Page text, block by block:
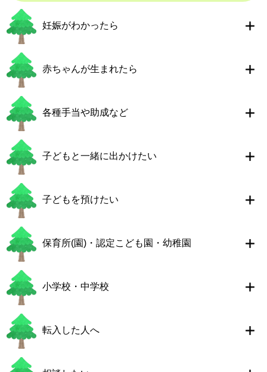
妊娠がわかったら
赤ちゃんが生まれたら
各種手当や助成など
子どもと一緒に出かけたい
子どもを預けたい
保育所(園)・認定こども園・幼稚園
小学校・中学校
転入した人へ